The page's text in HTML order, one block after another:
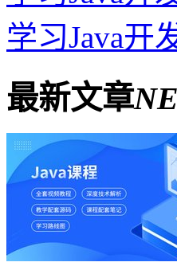
学习Java开
最新文章